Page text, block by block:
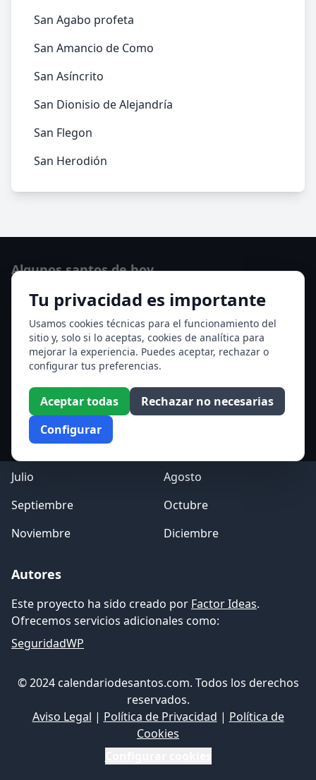
San Agabo profeta
San Amancio de Como
San Asíncrito
San Dionisio de Alejandría
San Flegon
San Herodión
Tu privacidad es importante
Usamos cookies técnicas para el funcionamiento del
sitio y, solo si lo aceptas, cookies de analítica para
mejorar la experiencia. Puedes aceptar, rechazar o
configurar tus preferencias.
Aceptar todas
Rechazar no necesarias
Configurar
Algunos santos de hoy
San Hormisda papa
Ver todos los santos de hoy
Acceso a los Meses
Enero
Febrero
Marzo
Abril
Mayo
Julio
Agosto
Septiembre
Octubre
Noviembre
Diciembre
Autores
Este proyecto ha sido creado por Factor Ideas.
Ofrecemos servicios adicionales como:
SeguridadWP
© 2024 calendariodesantos.com. Todos los derechos
reservados.
Aviso Legal | Política de Privacidad | Política de
Cookies